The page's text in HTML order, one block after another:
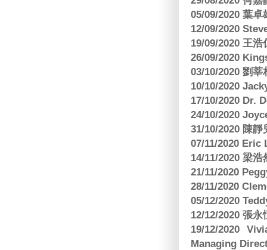
05/09/2020 葉
12/09/2020
19/09/2020 王
26/09/2020
03/10/2020 劉
10/10/2020
17/10/2020 Dr.
24/10/2020
31/10/2020 陳
07/11/2020 Eric
14/11/2020 梁
21/11/2020
28/11/2020
05/12/2020
12/12/2020 張
19/12/2020
Managing